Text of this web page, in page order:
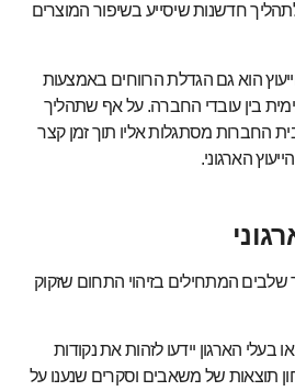
חדשנות שיסייע בשיפור המוצרים
הוא גם הגדלת הרווחים באמצעות
בין עובדי החברה. על אף שתהליך
החברות מסתגלות אליו תוך זמן קצר
הארגוני.
שלבים המתחילים בזיהוי התחום שזקוק
הארגון יידעו לזהות את נקודות
תוצאות של משאבים וסקרים שנענו על